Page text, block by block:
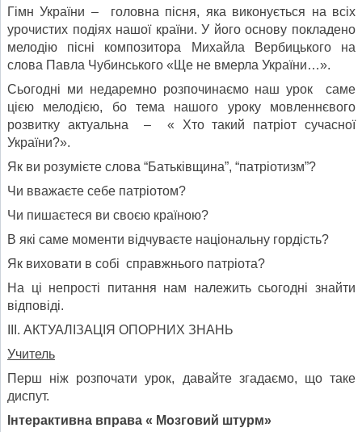
Гімн України – головна пісня, яка виконується на всіх
урочистих подіях нашої країни. У його основу покладено
мелодію пісні композитора Михайла Вербицького на
слова Павла Чубинського «Ще не вмерла України…».
Сьогодні ми недаремно розпочинаємо наш урок саме
цією мелодією, бо тема нашого уроку мовленнєвого
розвитку актуальна – « Хто такий патріот сучасної
України?».
Як ви розумієте слова “Батьківщина”, “патріотизм”?
Чи вважаєте себе патріотом?
Чи пишаєтеся ви своєю країною?
В які саме моменти відчуваєте національну гордість?
Як виховати в собі справжнього патріота?
На ці непрості питання нам належить сьогодні знайти
відповіді.
ІІІ. АКТУАЛІЗАЦІЯ ОПОРНИХ ЗНАНЬ
Учитель
Перш ніж розпочати урок, давай­те згадаємо, що таке
диспут.
Інтерактивна вправа « Мозговий штурм»